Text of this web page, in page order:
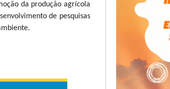
da produção agrícola
de pesquisas